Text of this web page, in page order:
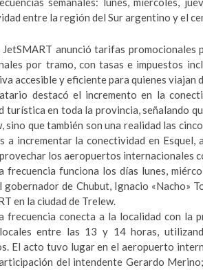
entre la región del Sur argentino y el
JetSMART anunció tarifas
por tramo, con tasas e impuestos
accesible y eficiente para quienes viajan
destacó el incremento en la
turística en toda la provincia, señalando
sino que también son una realidad las
a incrementar la conectividad en
los aeropuertos internacionales
frecuencia funciona los días lunes,
gobernador de Chubut, Ignacio «Nacho»
en la ciudad de Trelew.
frecuencia conecta a la localidad con la
entre las 13 y 14 horas,
El acto tuvo lugar en el aeropuerto
del intendente Gerardo